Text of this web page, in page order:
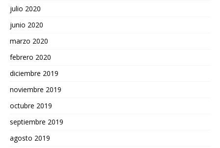
julio 2020
junio 2020
marzo 2020
febrero 2020
diciembre 2019
noviembre 2019
octubre 2019
septiembre 2019
agosto 2019